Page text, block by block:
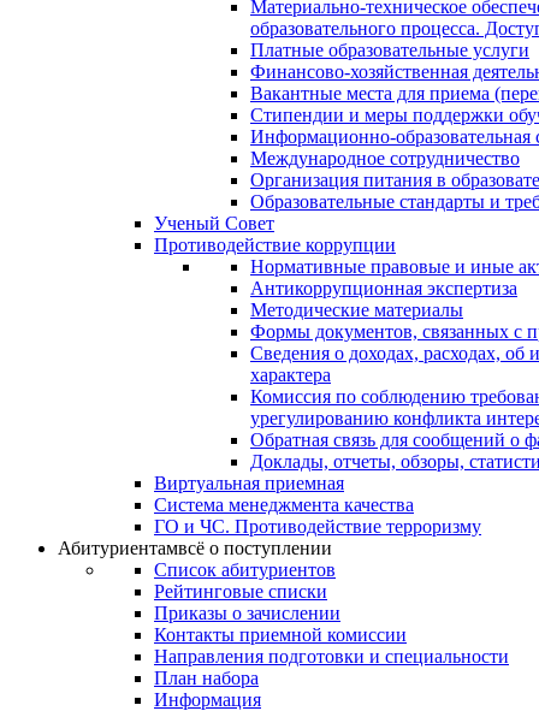
Материально-техническое
образовательного процесса.
Платные образовательные услуги
Финансово-хозяйственная
Вакантные места для приема
Стипендии и меры поддержки
Информационно-образовательная
Международное сотрудничество
Организация питания в
Образовательные стандарты и
Ученый Совет
Противодействие коррупции
Нормативные правовые и иные
Антикоррупционная экспертиза
Методические материалы
Формы документов, связанных с
Сведения о доходах, расходах, об
характера
Комиссия по соблюдению
урегулированию конфликта
Обратная связь для сообщений о
Доклады, отчеты, обзоры,
Виртуальная приемная
Система менеджмента качества
ГО и ЧС. Противодействие терроризму
Абитуриентамвсё о поступлении
Список абитуриентов
Рейтинговые списки
Приказы о зачислении
Контакты приемной комиссии
Направления подготовки и специальности
План набора
Информация